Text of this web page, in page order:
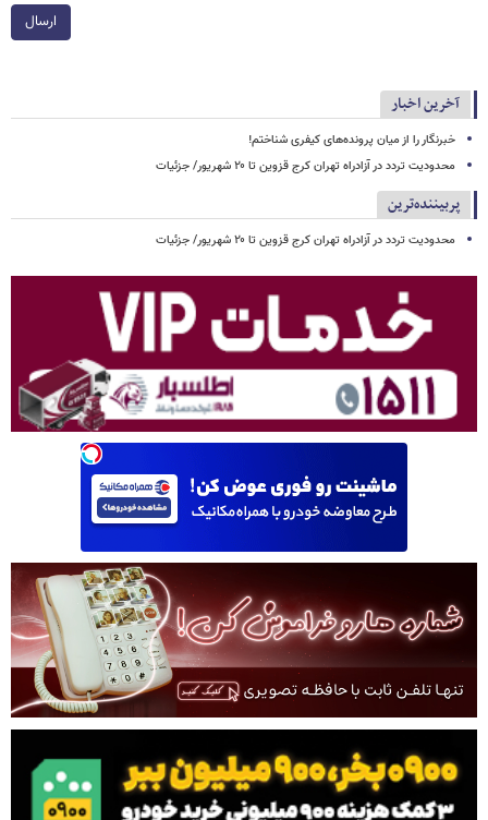
ارسال
آخرین اخبار
خبرنگار را از میان پرونده‌های کیفری شناختم!
محدودیت تردد در آزادراه تهران کرج قزوین تا ۲۰ شهریور/ جزئیات
پربیننده‌ترین
محدودیت تردد در آزادراه تهران کرج قزوین تا ۲۰ شهریور/ جزئیات